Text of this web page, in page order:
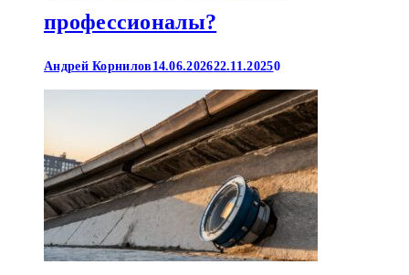
профессионалы?
Андрей Корнилов 14.06.202622.11.20250